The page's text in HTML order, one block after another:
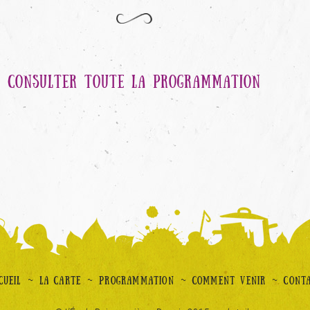
CONSULTER TOUTE LA PROGRAMMATION
~ LA CARTE ~ PROGRAMMATION ~ COMMENT VENIR ~